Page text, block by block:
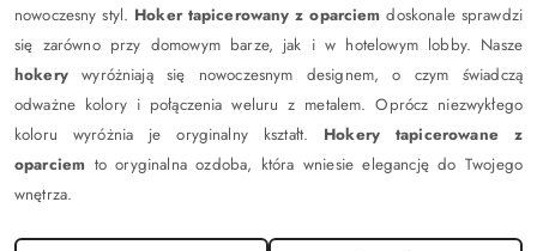
nowoczesny styl. Hoker tapicerowany z oparciem doskonale sprawdzi
się zarówno przy domowym barze, jak i w hotelowym lobby. Nasze
hokerywyróżniają się nowoczesnym designem, o czym świadczą
odważne kolory i połączenia weluru z metalem. Oprócz niezwykłego
koloru wyróżnia je oryginalny kształt. Hokery tapicerowane z
oparciem to oryginalna ozdoba, która wniesie elegancję do Twojego
wnętrza.